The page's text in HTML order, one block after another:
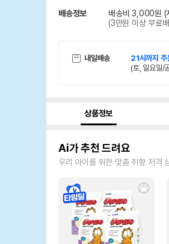
배송정보 배송비 3,000원 (
(3만원 이상 무료
내일배송 21시까지 주
(토, 일요일/
상품정보
Ai가 추천 드려요
우리 아이를 위한 맞춤 취향 저격